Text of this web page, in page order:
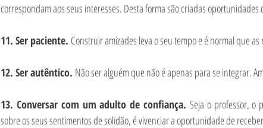
correspondam aos seus interesses. Desta forma são criadas
11. Ser paciente. Construir amizades leva o seu tempo e é normal que
12. Ser autêntico. Não ser alguém que não é apenas para se integrar.
13. Conversar com um adulto de confiança. Seja o professor, o
sobre os seus sentimentos de solidão, é vivenciar a oportunidade de